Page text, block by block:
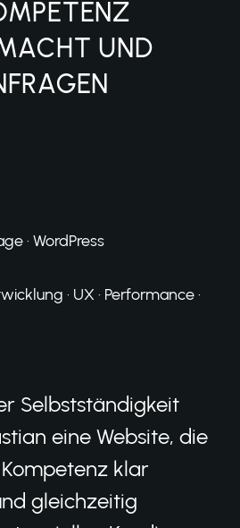
UND
· WordPress
· UX · Performance ·
Selbstständigkeit
eine Website, die
klar
gleichzeitig